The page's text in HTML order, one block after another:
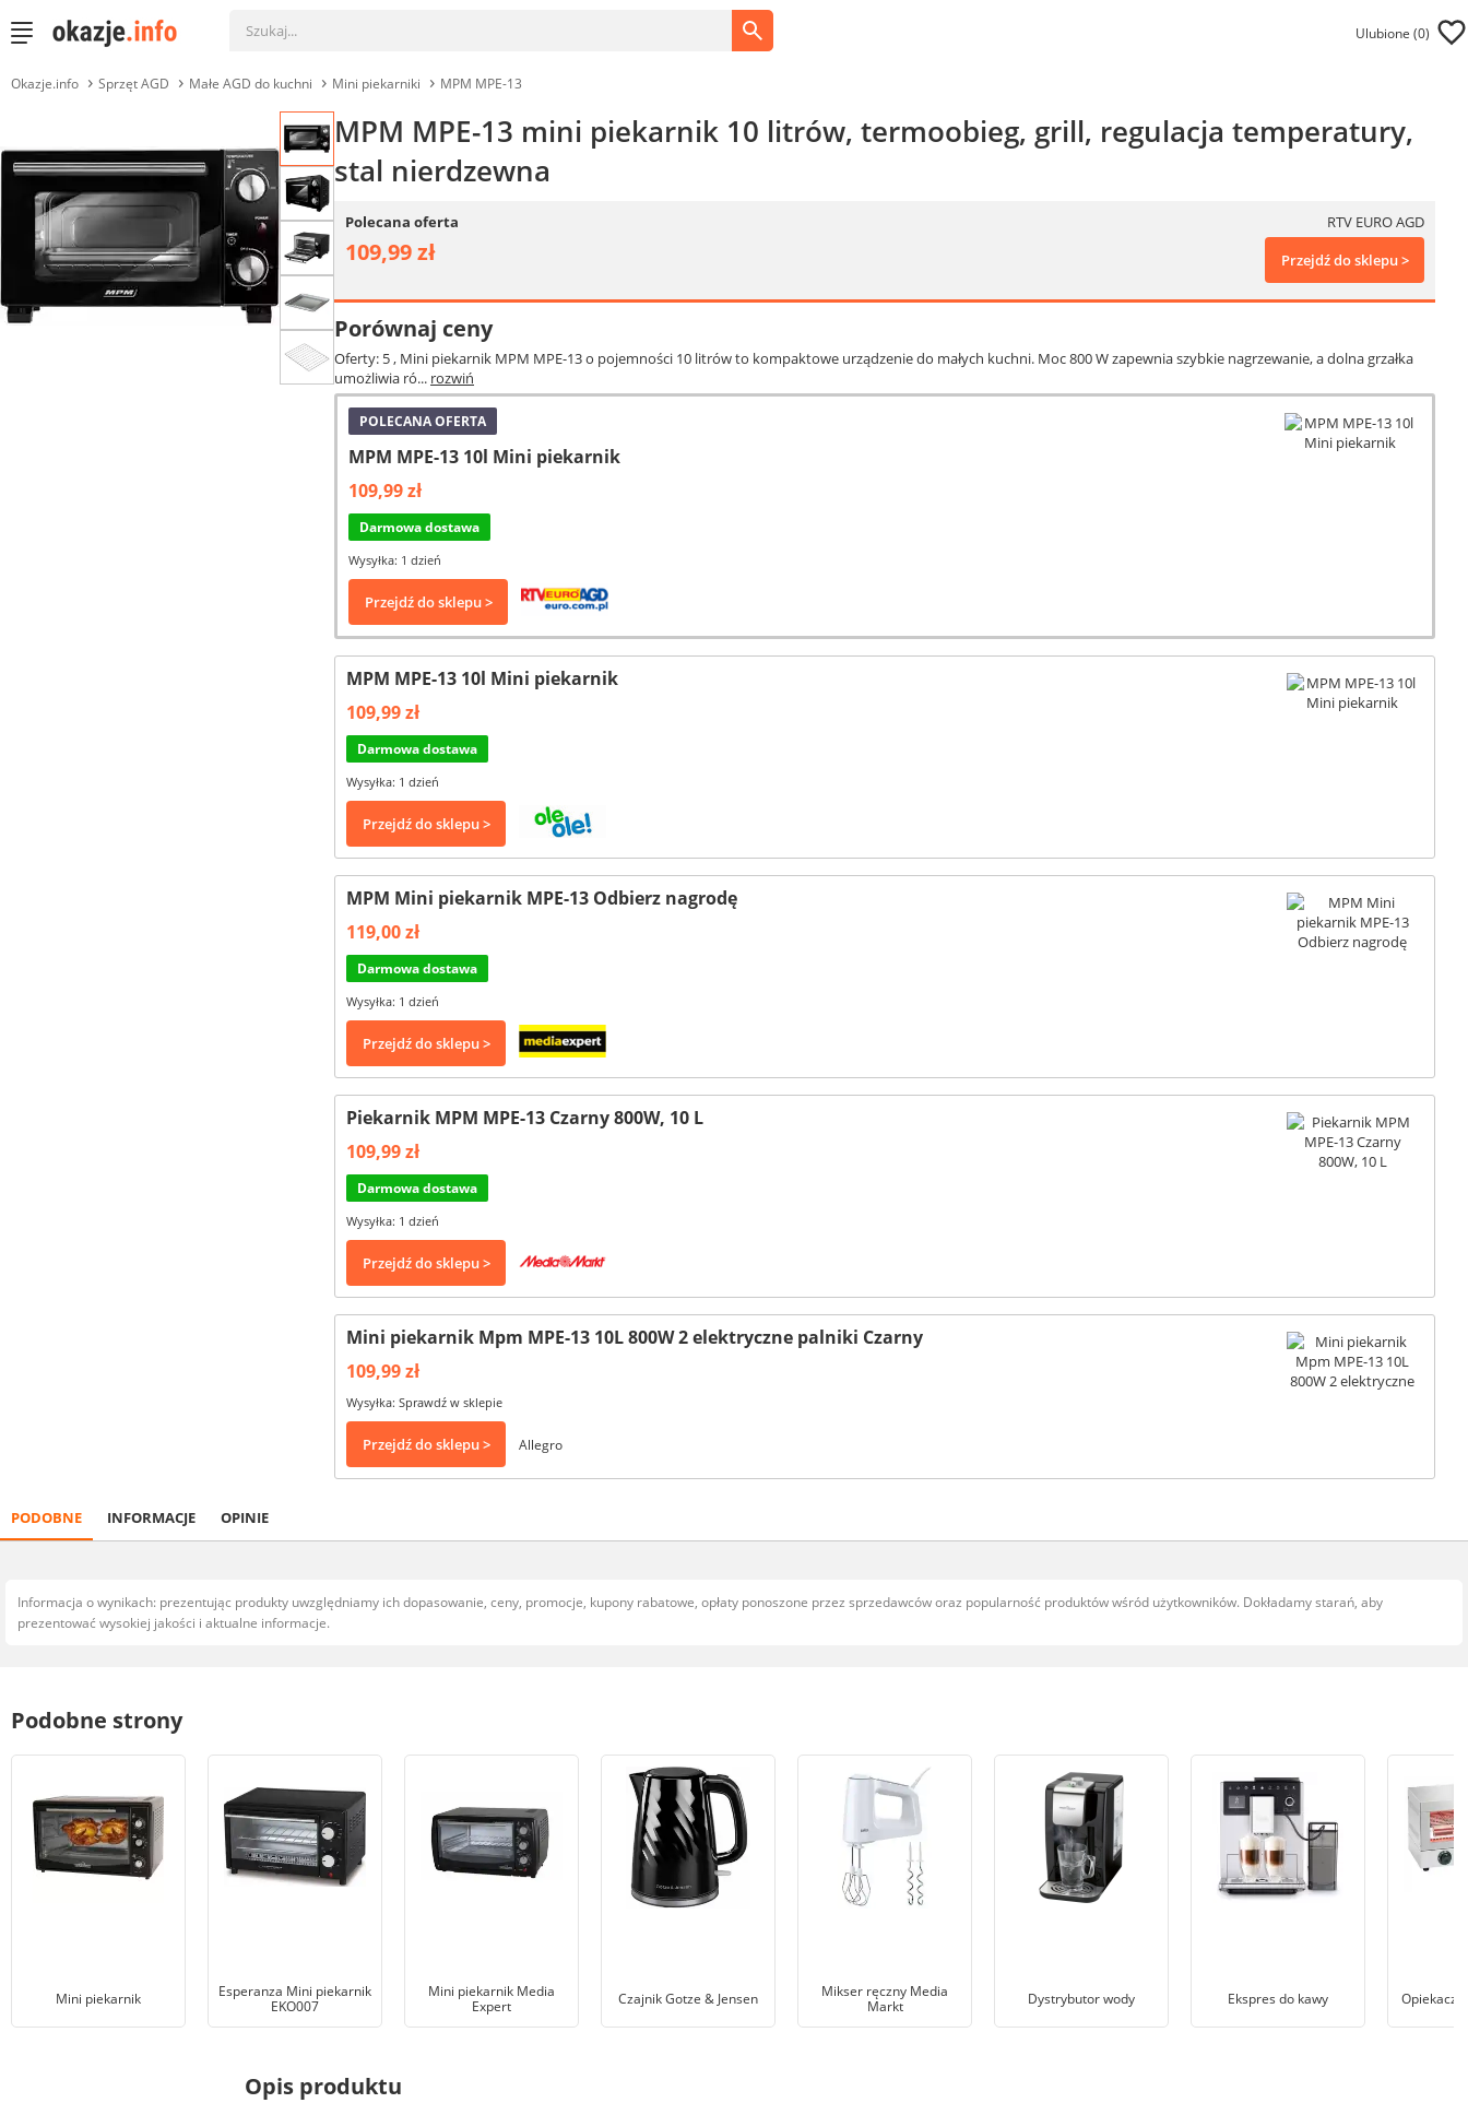
Ulubione (0)
Okazje.info Sprzęt AGD Małe AGD do kuchni Mini piekarniki MPM MPE-13
MPM MPE-13 mini piekarnik 10 litrów, termoobieg, grill, regulacja temperatury,
stal nierdzewna
Polecana oferta RTV EURO AGD
109,99 zł Przejdź do sklepu >
Porównaj ceny
Oferty: 5, Mini piekarnik MPM MPE-13 o pojemności 10 litrów to kompaktowe urządzenie do małych kuchni. Moc 800 W zapewnia szybkie nagrzewanie, a dolna grzałka
umożliwia ró... rozwiń
POLECANA OFERTA
MPM MPE-13 10l Mini piekarnik
109,99 zł
Darmowa dostawa
Wysyłka: 1 dzień
Przejdź do sklepu >
MPM MPE-13 10l Mini piekarnik
109,99 zł
Darmowa dostawa
Wysyłka: 1 dzień
Przejdź do sklepu >
MPM Mini piekarnik MPE-13 Odbierz nagrodę
119,00 zł
Darmowa dostawa
Wysyłka: 1 dzień
Przejdź do sklepu >
Piekarnik MPM MPE-13 Czarny 800W, 10 L
109,99 zł
Darmowa dostawa
Wysyłka: 1 dzień
Przejdź do sklepu >
Mini piekarnik Mpm MPE-13 10L 800W 2 elektryczne palniki Czarny
109,99 zł
Wysyłka: Sprawdź w sklepie
Przejdź do sklepu > Allegro
PODOBNE INFORMACJE OPINIE
Informacja o wynikach: prezentując produkty uwzględniamy ich dopasowanie, ceny, promocje, kupony rabatowe, opłaty ponoszone przez sprzedawców oraz popularność produktów wśród użytkowników. Dokładamy starań, aby
prezentować wysokiej jakości i aktualne informacje.
Podobne strony
Mini piekarnik
Esperanza Mini piekarnik
EKO007
Mini piekarnik Media
Expert
Czajnik Gotze & Jensen
Mikser ręczny Media
Markt
Dystrybutor wody Ekspres do kawy Opiekacz
Opis produktu